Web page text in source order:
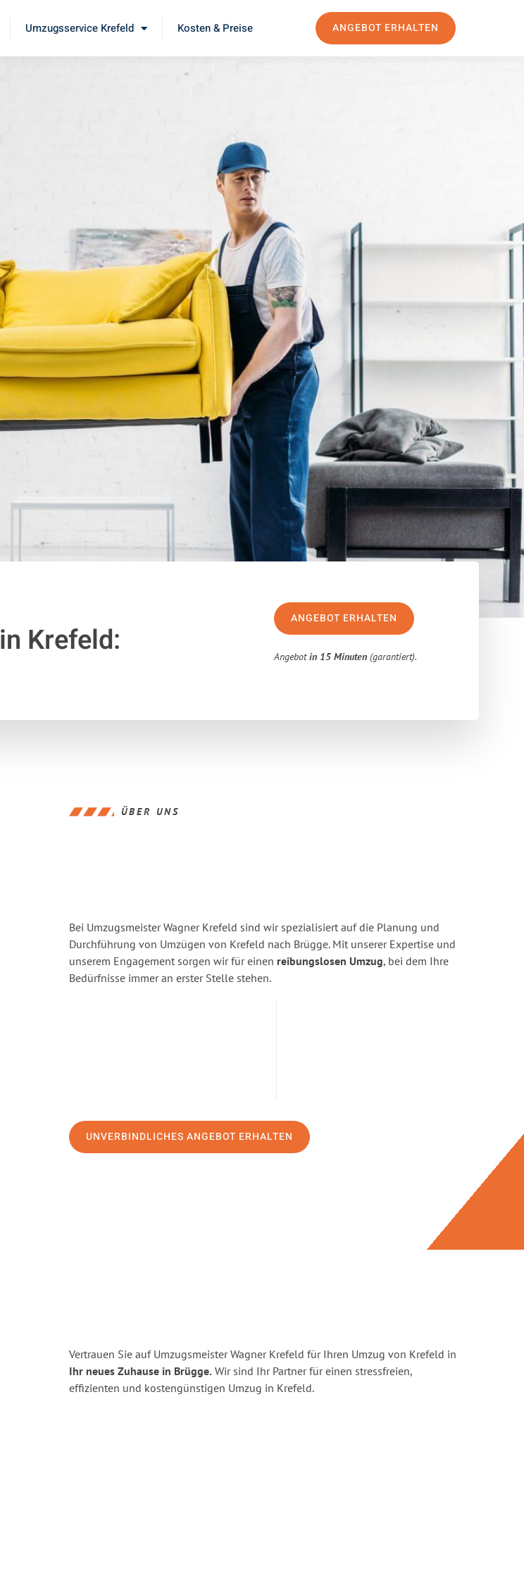
Umzugsservice Krefeld Kosten & Preise ANGEBOT ERHALTEN
in Krefeld:
ANGEBOT ERHALTEN
Angebotin 15 Minuten (garantiert).
ÜBER UNS
Bei Umzugsmeister Wagner Krefeld sind wir spezialisiert auf die Planung und
Durchführung von Umzügen von Krefeld nach Brügge. Mit unserer Expertise und
unserem Engagement sorgen wir für einen reibungslosen Umzug, bei dem Ihre
Bedürfnisse immer an erster Stelle stehen.
UNVERBINDLICHES ANGEBOT ERHALTEN
Vertrauen Sie auf Umzugsmeister Wagner Krefeld für Ihren Umzug von Krefeld in
Ihr neues Zuhause in Brügge. Wir sind Ihr Partner für einen stressfreien,
effizienten und kostengünstigen Umzug in Krefeld.